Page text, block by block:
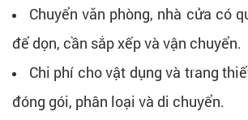
Chuyển văn phòng, nhà cửa có
để dọn, cần sắp xếp và vận chuyển.
Chi phí cho vật dụng và trang
đóng gói, phân loại và di chuyển.